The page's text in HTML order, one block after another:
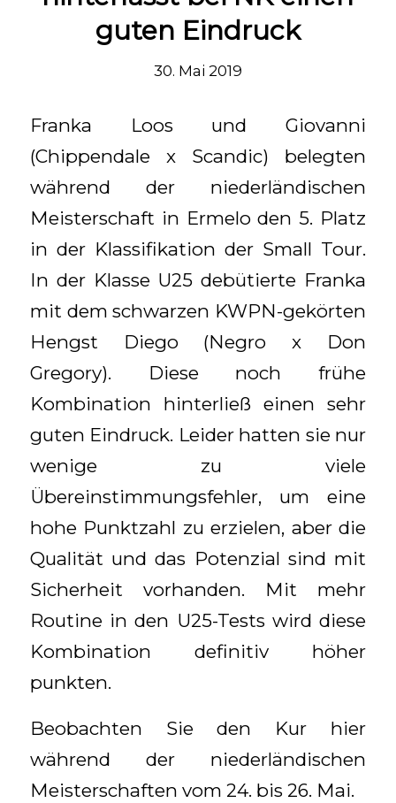
guten Eindruck
30. Mai 2019
Franka Loos und Giovanni
(Chippendale x Scandic) belegten
während der niederländischen
Meisterschaft in Ermelo den 5. Platz
in der Klassifikation der Small Tour.
In der Klasse U25 debütierte Franka
mit dem schwarzen KWPN-gekörten
Hengst Diego (Negro x Don
Gregory). Diese noch frühe
Kombination hinterließ einen sehr
guten Eindruck. Leider hatten sie nur
wenige zu viele
Übereinstimmungsfehler, um eine
hohe Punktzahl zu erzielen, aber die
Qualität und das Potenzial sind mit
Sicherheit vorhanden. Mit mehr
Routine in den U25-Tests wird diese
Kombination definitiv höher
punkten.
Beobachten Sie den Kur hier
während der niederländischen
Meisterschaften vom 24. bis 26. Mai.